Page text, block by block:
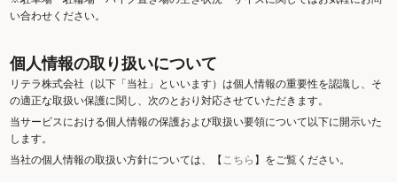
い合わせください。
個人情報の取り扱いについて
リテラ株式会社（以下「当社」といいます）は個人情報の重要性を認識し、そ
の適正な取扱い保護に関し、次のとおり対応させていただきます。
当サービスにおける個人情報の保護および取扱い要領について以下に開示いた
します。
当社の個人情報の取扱い方針については、【こちら 】をご覧ください。